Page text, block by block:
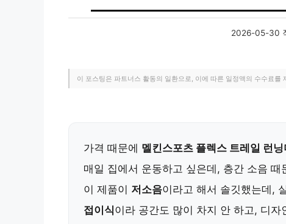
2026-05-30
이 포스팅은 파트너스 활동의 일환으로, 이에 따른 일정액의 수수료를
가격 때문에 멜킨스포츠 플렉스 트레일 런닝
매일 집에서 운동하고 싶은데, 층간 소음 때
이 제품이 저소음이라고 해서 솔깃했는데,
접이식이라 공간도 많이 차지 안 하고, 디자